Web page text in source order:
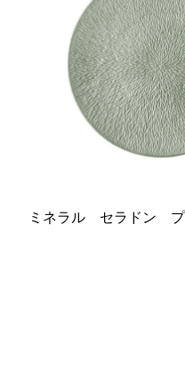
ミネラル セラドン プ